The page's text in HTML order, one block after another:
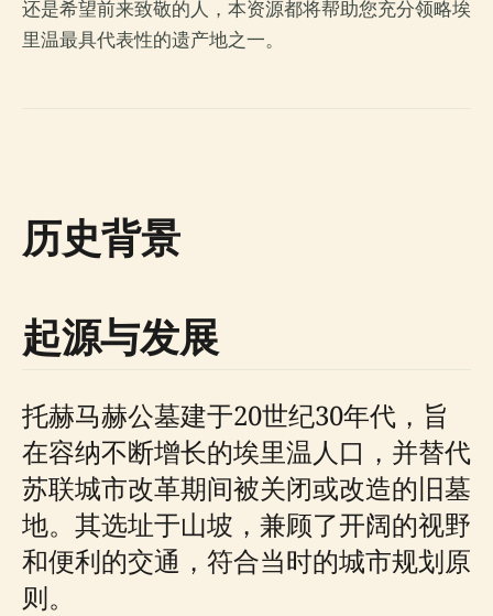
还是希望前来致敬的人，本资源都将帮助您充分领略埃
里温最具代表性的遗产地之一。
历史背景
起源与发展
托赫马赫公墓建于20世纪30年代，旨
在容纳不断增长的埃里温人口，并替代
苏联城市改革期间被关闭或改造的旧墓
地。其选址于山坡，兼顾了开阔的视野
和便利的交通，符合当时的城市规划原
则。